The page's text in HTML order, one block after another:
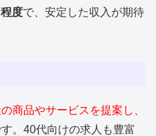
度で、安定した収入が期待
商品やサービスを提案し、
。40代向けの求人も豊富